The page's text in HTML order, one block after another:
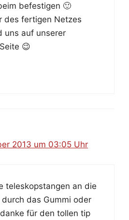
befestigen 🙂
des fertigen Netzes
uns auf unserer
😉
2013 um 03:05 Uhr
teleskopstangen an die
das Gummi oder
für den tollen tip